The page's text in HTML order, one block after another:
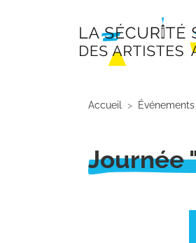
Accueil Événements
Journée